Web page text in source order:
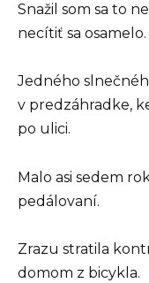
Snažil som sa to
necítiť sa osamelo.
Jedného
v predzáhradke,
po ulici.
Malo asi sedem
pedálovaní.
Zrazu stratila
domom z bicykla.